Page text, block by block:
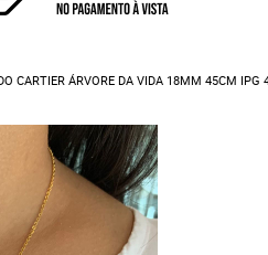
CARTIER ÁRVORE DA VIDA 18MM 45CM IPG